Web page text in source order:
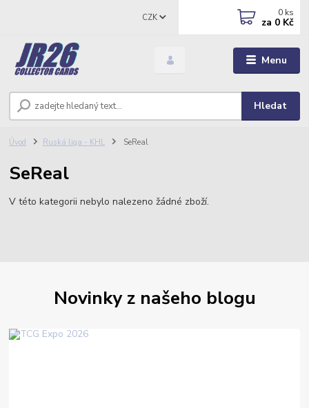
Menu
CZK
Hledat
0 ks
za 0 Kč
Úvod Ruská liga - KHL SeReal
SeReal
V této kategorii nebylo nalezeno žádné zboží.
Novinky z našeho blogu